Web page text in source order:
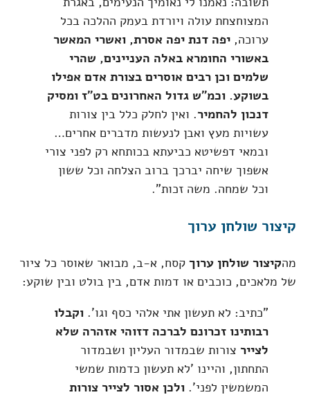
המצוחצחת עולה ויורדת בעמק ההלכה בכל
ערוכה, יפה דנת יפה אסרת, ואשרי המאשר
באשורי החומרא באלה העניינים, שהרי
שלמים וכן רבים אוסרים בצורת אדם אפילו
בשוקע. וכמ"ש גדול האחרונים בט"ז ומסיק
דנכון להחמיר. ואין לחלק כלל בין צורות
עשויות מעץ ואבן לנעשות מדברים אחרים…
ובמאי דפשיטא כביעתא בכותחא רק לפני צורי
אשפוך שיחה יברכך ברוב הצלחה וכל ששון
וכל שמחה. משה זכות".
קיצור שולחן ערוך
מהקיצור שולחן ערוך קסח, א-ב, מבואר שאוסר כל ציור
של מלאכים, כוכבים או דמות אדם, בין בולט ובין שוקע:
"כתיב: לא תעשון אתי אלהי כסף וגו'. וקבלו
רבותינו זכרונם לברכה דזוהי אזהרה שלא
לצייר צורות שבמדור העליון ושבמדור
התחתון, והיינו 'לא תעשון כדמות שמשי
המשמשין לפני'. ולכן אסור לצייר צורות